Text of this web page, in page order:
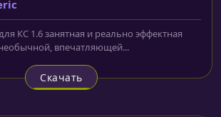
КС 1.6 занятная и реально эффектная
впечатляющей...
Скачать